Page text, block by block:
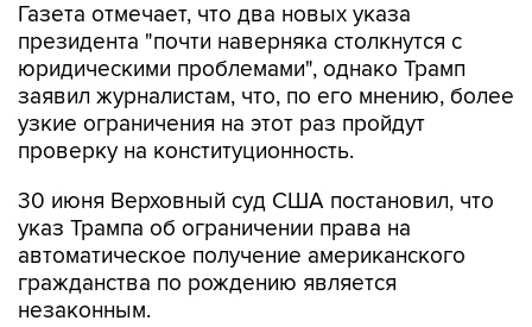
Газета отмечает, что два новых указа
президента "почти наверняка столкнутся с
юридическими проблемами", однако Трамп
заявил журналистам, что, по его мнению, более
узкие ограничения на этот раз пройдут
проверку на конституционность.
30 июня Верховный суд США постановил, что
указ Трампа об ограничении права на
автоматическое получение американского
гражданства по рождению является
незаконным.